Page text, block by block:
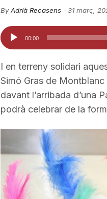
t
a
d
T
By Adrià Recasens- 31 març,
Reproductor
d'àudio
00:00
I en terreny solidari
Simó Gras de
davant l’arribada d’una
podrà celebrar de la